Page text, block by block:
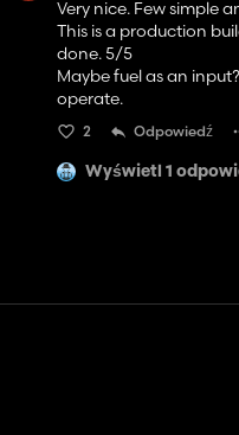
Very nice. Few simple
This is a production
done. 5/5
Maybe fuel as an
operate.
2 Odpowiedź
Wyświetl 1